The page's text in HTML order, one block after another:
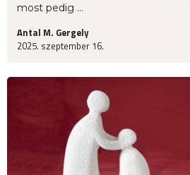
most pedig ...
Antal M. Gergely
2025. szeptember 16.